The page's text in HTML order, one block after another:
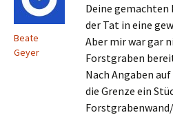
Beate
Geyer
Deine gemachten
der Tat in eine
Aber mir war gar
Forstgraben
Nach Angaben
die Grenze ein